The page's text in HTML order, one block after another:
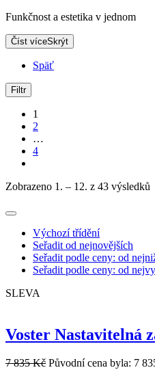
Funkčnost a estetika v jednom
Číst víceSkrýt
Späť
Filtr
1
2
…
4
Zobrazeno 1. – 12. z 43 výsledků
Výchozí třídění
Seřadit od nejnovějších
Seřadit podle ceny: od
Seřadit podle ceny: od
SLEVA
Voster Nastavitelná
7 835Kč Původní cena byla: 7